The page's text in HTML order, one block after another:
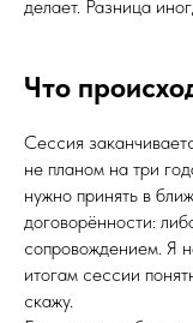
делает. Разница
Что
Сессия
не планом на три
нужно принять в
договорённости:
сопровождением. Я
итогам сессии
скажу.